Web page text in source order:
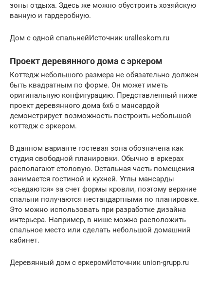
зоны отдыха. Здесь же можно обустроить хозяйскую
ванную и гардеробную.
Дом с одной спальнейИсточник uralleskom.ru
Проект деревянного дома с эркером
Коттедж небольшого размера не обязательно должен
быть квадратным по форме. Он может иметь
оригинальную конфигурацию. Представленный ниже
проект деревянного дома 6х6 с мансардой
демонстрирует возможность построить небольшой
коттедж с эркером.
В данном варианте гостевая зона обозначена как
студия свободной планировки. Обычно в эркерах
располагают столовую. Остальная часть помещения
занимается гостиной и кухней. Углы мансарды
«съедаются» за счет формы кровли, поэтому верхние
спальни получаются нестандартными по планировке.
Это можно использовать при разработке дизайна
интерьера. Например, в нише можно расположить
спальное место или сделать небольшой домашний
кабинет.
Деревянный дом с эркеромИсточник union-grupp.ru